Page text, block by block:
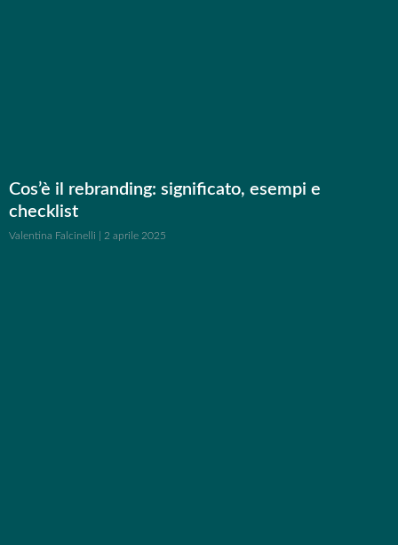
Cos’è il rebranding: significato, esempi e
checklist
Valentina Falcinelli 2 aprile 2025